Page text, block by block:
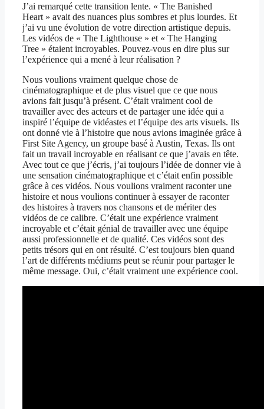
J’ai remarqué cette transition lente. « The Banished
Heart » avait des nuances plus sombres et plus lourdes. Et
j’ai vu une évolution de votre direction artistique depuis.
Les vidéos de « The Lighthouse » et « The Hanging
Tree » étaient incroyables. Pouvez-vous en dire plus sur
l’expérience qui a mené à leur réalisation ?
Nous voulions vraiment quelque chose de
cinématographique et de plus visuel que ce que nous
avions fait jusqu’à présent. C’était vraiment cool de
travailler avec des acteurs et de partager une idée qui a
inspiré l’équipe de vidéastes et l’équipe des arts visuels. Ils
ont donné vie à l’histoire que nous avions imaginée grâce à
First Site Agency, un groupe basé à Austin, Texas. Ils ont
fait un travail incroyable en réalisant ce que j’avais en tête.
Avec tout ce que j’écris, j’ai toujours l’idée de donner vie à
une sensation cinématographique et c’était enfin possible
grâce à ces vidéos. Nous voulions vraiment raconter une
histoire et nous voulions continuer à essayer de raconter
des histoires à travers nos chansons et de mériter des
vidéos de ce calibre. C’était une expérience vraiment
incroyable et c’était génial de travailler avec une équipe
aussi professionnelle et de qualité. Ces vidéos sont des
petits trésors qui en ont résulté. C’est toujours bien quand
l’art de différents médiums peut se réunir pour partager le
même message. Oui, c’était vraiment une expérience cool.